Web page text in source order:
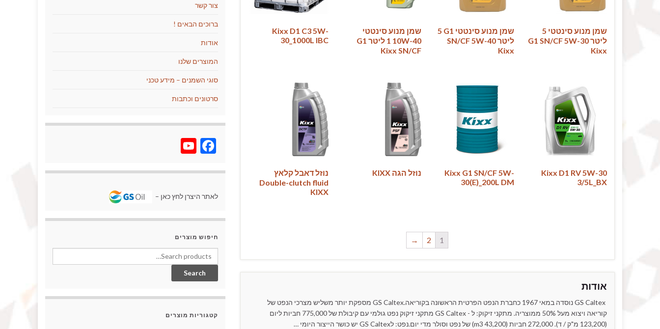
שמן מנוע סינטטי 5
ליטר G1 SN/CF 5W-30
שמן מנוע סינטטי G1‏ 5
ליטר SN/CF 5W-40
שמן מנוע סינטטי
10W-40‏ 1 ליטר G1
SN/CF ‏Kixx
Kixx D1 C3 5W-
30_1000L IBC
Kixx D1 RV 5W-30
3/5L_BX
Kixx G1 SN/CF 5W-
30(E)_200L DM
נוזל הגה KIXX
נוזל דאבל קלאץ
Double-clutch fluid
KIXX
1
2
→
אודות
GS Caltex נוסדה במאי 1967 כחברת הנפט הפרטית הראשונה בקוריאה.GS Caltex מספקת יותר משליש מצרכי הנפט של
קוריאה ויצוא מעל 50% ממוצריה. מתקני זיקוק: ל - GS Caltex מתקני זיקוק נפט גולמי עם קיבולת של 775,000 חביות ליום
(123,200 מ"ק / ד). 272,000 חביות (43,200 m3) של נפט וסולר מדי יום.נפט: לGS Caltex יש כושר הייצור היומי …
צור קשר
ברוכים הבאים !
אודות
המוצרים שלנו
סוגי השמנים – מידע טכני
סרטונים וכתבות
Facebook
לאתר היצרן לחץ כאן –
חיפוש מוצרים
Search for:
Search
קטגוריות מוצרים